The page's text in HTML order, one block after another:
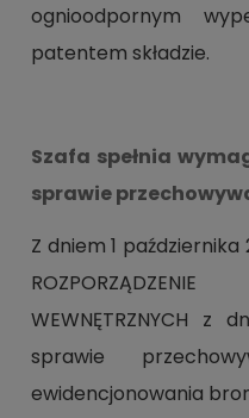
ognioodpornym
patentem składzie.
Szafa spełnia
sprawie
Z dniem 1 października
WEWNĘTRZNYCH
sprawie
ewidencjonowania